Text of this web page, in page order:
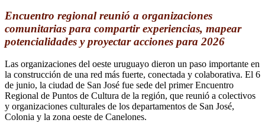
Encuentro regional reunió a organizaciones
comunitarias para compartir experiencias, mapear
potencialidades y proyectar acciones para 2026
Las organizaciones del oeste uruguayo dieron un paso importante en
la construcción de una red más fuerte, conectada y colaborativa. El 6
de junio, la ciudad de San José fue sede del primer Encuentro
Regional de Puntos de Cultura de la región, que reunió a colectivos
y organizaciones culturales de los departamentos de San José,
Colonia y la zona oeste de Canelones.